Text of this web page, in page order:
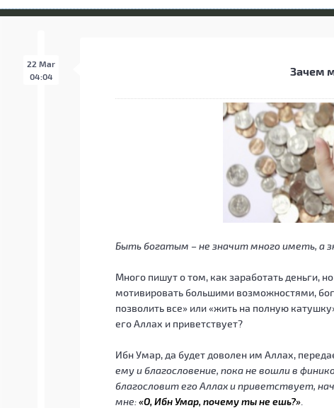
22 Mar
04:04
Зачем
Быть богатым – не значит много иметь, а
Много пишут о том, как заработать деньги,
мотивировать большими возможностями,
позволить все» или «жить на полную
его Аллах и приветствует?
Ибн Умар, да будет доволен им Аллах,
ему и благословение, пока не вошли в
благословит его Аллах и приветствует,
мне:«О, Ибн Умар, почему ты не ешь?»